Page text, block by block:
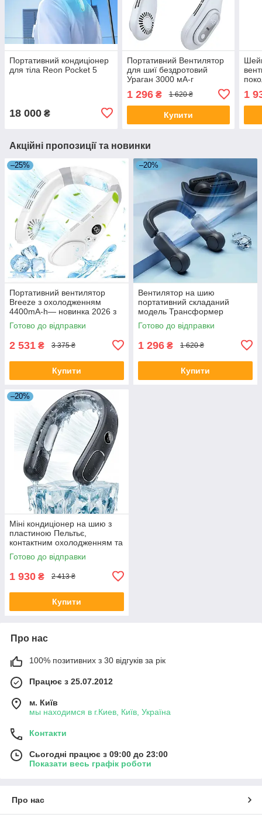
Портативний кондиціонер
для тіла Reon Pocket 5
18 000 ₴
Портативний Вентилятор
для шиї бездротовий
Ураган 3000 мА-г
1 296₴ 1 620 ₴
Купити
1
Акційні пропозиції та новинки
–25%
Портативний вентилятор
Breeze з охолодженням
4400mA-h— новинка 2026 з
пластиною миттєвого
охолодження
Готово до відправки
2 531 ₴ 3 375 ₴
Купити
–20%
Вентилятор на шию
портативний складаний
модель Трансформер
Готово до відправки
1 296 ₴ 1 620 ₴
Купити
–20%
Міні кондиціонер на шию з
пластиною Пельтьє,
контактним охолодженням та
LED-дисплеєм
Готово до відправки
1 930 ₴ 2 413 ₴
Купити
Про нас
100% позитивних з 30 відгуків за рік
Працює з 25.07.2012
м. Київ
мы находимся в г.Киев, Київ, Україна
Контакти
Сьогодні працює з 09:00 до 23:00
Показати весь графік роботи
Про нас